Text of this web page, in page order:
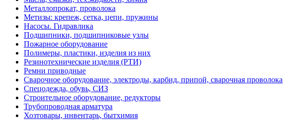
Металлопрокат, проволока
Метизы: крепеж, сетка, цепи, пружины
Насосы. Гидравлика
Подшипники, подшипниковые узлы
Пожарное оборудование
Полимеры, пластики, изделия из них
Резинотехнические изделия (РТИ)
Ремни приводные
Сварочное оборудование, электроды, карбид, припой, сварочная проволока
Спецодежда, обувь, СИЗ
Строительное оборудование, редукторы
Трубопроводная арматура
Хозтовары, инвентарь, бытхимия